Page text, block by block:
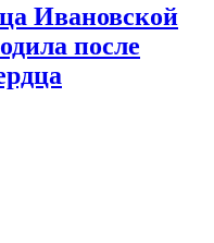
Ивановской
после